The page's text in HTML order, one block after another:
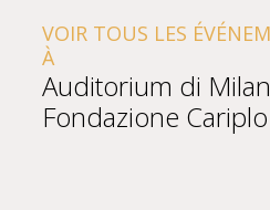
TOUS LES ÉVÉNEMENTS
di Milano
Cariplo